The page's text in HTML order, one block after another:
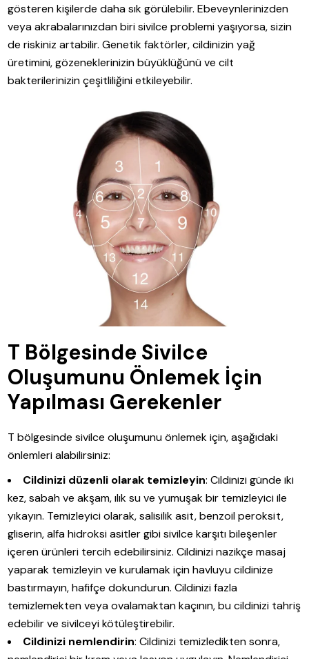
gösteren kişilerde daha sık görülebilir. Ebeveynlerinizden
veya akrabalarınızdan biri sivilce problemi yaşıyorsa, sizin
de riskiniz artabilir. Genetik faktörler, cildinizin yağ
üretimini, gözeneklerinizin büyüklüğünü ve cilt
bakterilerinizin çeşitliliğini etkileyebilir.
T Bölgesinde Sivilce
Oluşumunu Önlemek İçin
Yapılması Gerekenler
T bölgesinde sivilce oluşumunu önlemek için, aşağıdaki
önlemleri alabilirsiniz:
Cildinizi düzenli olarak temizleyin: Cildinizi günde iki
kez, sabah ve akşam, ılık su ve yumuşak bir temizleyici ile
yıkayın. Temizleyici olarak, salisilik asit, benzoil peroksit,
gliserin, alfa hidroksi asitler gibi sivilce karşıtı bileşenler
içeren ürünleri tercih edebilirsiniz. Cildinizi nazikçe masaj
yaparak temizleyin ve kurulamak için havluyu cildinize
bastırmayın, hafifçe dokundurun. Cildinizi fazla
temizlemekten veya ovalamaktan kaçının, bu cildinizi tahriş
edebilir ve sivilceyi kötüleştirebilir.
Cildinizi nemlendirin: Cildinizi temizledikten sonra,